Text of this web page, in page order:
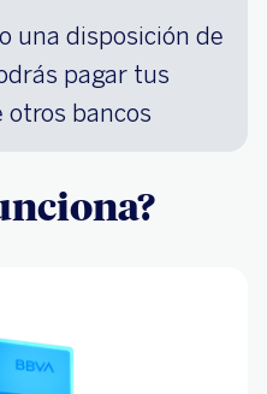
una disposición de
pagar tus
bancos